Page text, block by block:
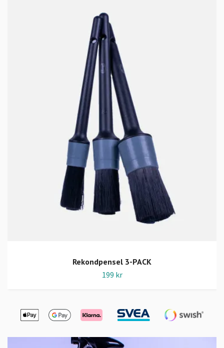
Rekondpensel 3-PACK
199 kr